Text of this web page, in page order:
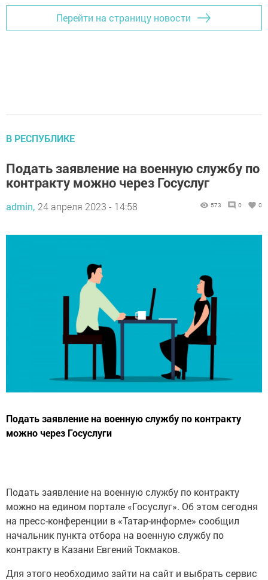
Перейти на страницу новости
В РЕСПУБЛИКЕ
Подать заявление на военную службу по
контракту можно через Госуслуг
admin, 24 апреля 2023 - 14:58 573 0 0
Подать заявление на военную службу по контракту
можно через Госуслуги
Подать заявление на военную службу по контракту
можно на едином портале «Госуслуг». Об этом сегодня
на пресс-конференции в «Татар-информе» сообщил
начальник пункта отбора на военную службу по
контракту в Казани Евгений Токмаков.
Для этого необходимо зайти на сайт и выбрать сервис